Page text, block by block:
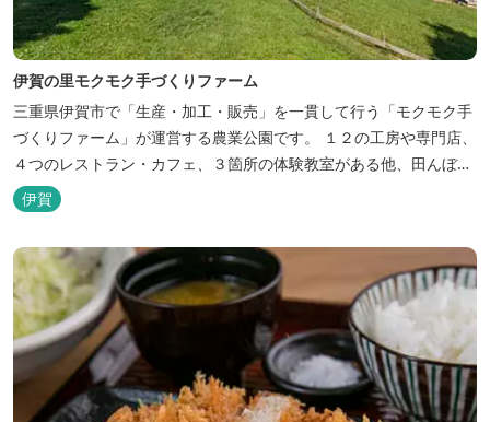
伊賀の里モクモク手づくりファーム
三重県伊賀市で「生産・加工・販売」を一貫して行う「モクモク手
づくりファーム」が運営する農業公園です。 １２の工房や専門店、
４つのレストラン・カフェ、３箇所の体験教室がある他、田んぼや
いかだ池など、「自然や農業」を身近に感じて楽しんでいただける
遊び場もあります。 園内では、ミニブタくんたちのショーを見た
り、ウインナーづくりやパンづくりなどの手づくり体験教室や、食
農体験プログラムに参加したり...
伊賀